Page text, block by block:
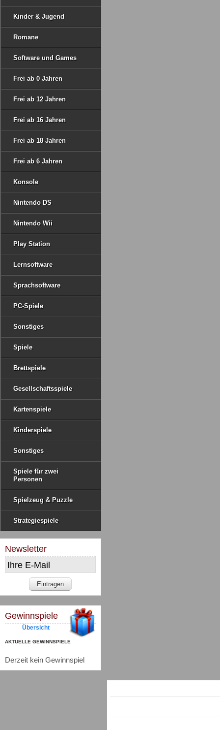
Kinder & Jugend
Romane
Software und Games
Frei ab 0 Jahren
Frei ab 12 Jahren
Frei ab 16 Jahren
Frei ab 18 Jahren
Frei ab 6 Jahren
Konsole
Nintendo DS
Nintendo Wii
Play Station
Lernsoftware
Sprachsoftware
PC-Spiele
Sonstiges
Spiele
Brettspiele
Gesellschaftsspiele
Kartenspiele
Kinderspiele
Sonstiges
Spiele für zwei
Personen
Spielzeug & Puzzle
Strategiespiele
Newsletter
Gewinnspiele
Übersicht
AKTUELLE GEWINNSPIELE
Derzeit kein Gewinnspiel